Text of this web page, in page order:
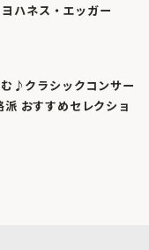
ハネス・エッガー
♪クラシックコンサー
おすすめセレクショ